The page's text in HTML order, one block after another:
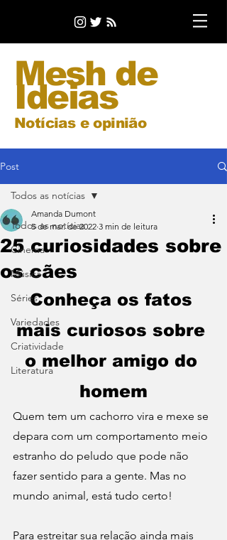
Mesh de
Ideias
Notícias e opinião
Post
Todos as notícias
Cinema
Música
Séries
Variedades
Criatividade
Literatura
Todos as notícias
25 curiosidades sobre
os cães
Amanda Dumont
5 de mar. de 2022 3 min de leitura
Conheça os fatos
mais curiosos sobre
o melhor amigo do
homem
Quem tem um cachorro vira e mexe se
depara com um comportamento meio
estranho do peludo que pode não
fazer sentido para a gente. Mas no
mundo animal, está tudo certo!
Para estreitar sua relação ainda mais